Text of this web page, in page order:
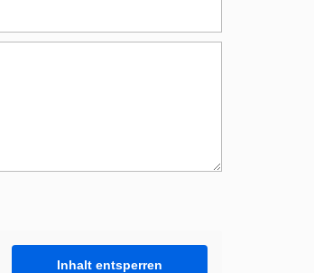
Inhalt entsperren